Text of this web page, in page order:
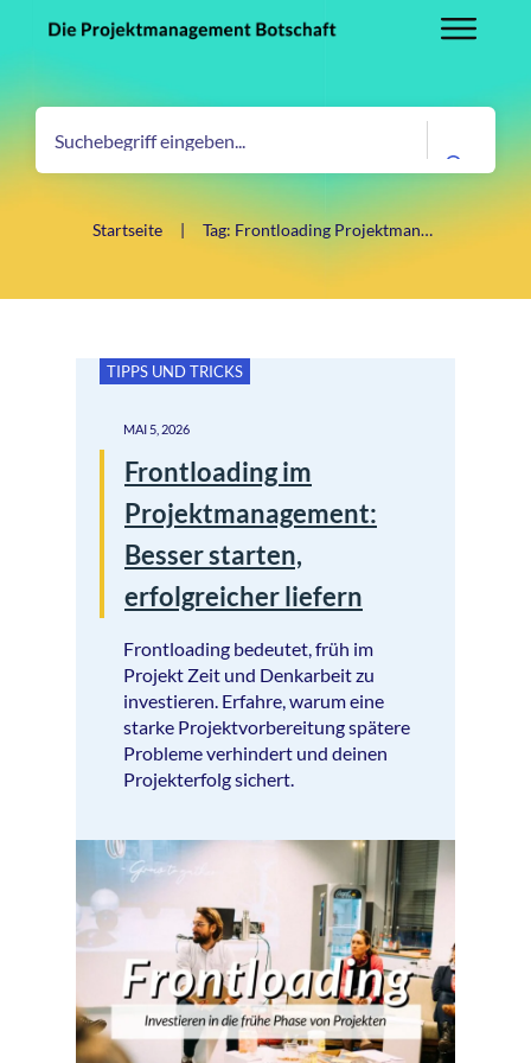
Startseite | Tag: Frontloading Projektmanagement
TIPPS UND TRICKS
MAI 5, 2026
Frontloading im
Projektmanagement:
Besser starten,
erfolgreicher liefern
Frontloading bedeutet, früh im
Projekt Zeit und Denkarbeit zu
investieren. Erfahre, warum eine
starke Projektvorbereitung spätere
Probleme verhindert und deinen
Projekterfolg sichert.